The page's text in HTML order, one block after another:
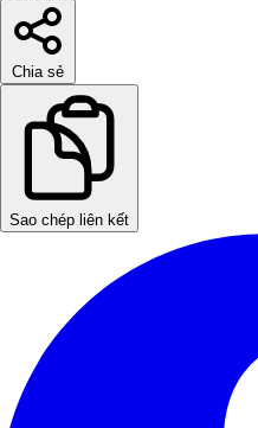
Chia sẻ
Sao chép liên kết